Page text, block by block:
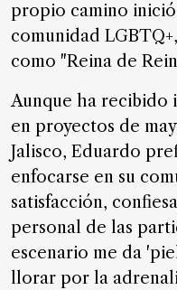
propio camino
comunidad
como "Reina de
Aunque ha recibido
en proyectos de
Jalisco, Eduardo
enfocarse en su
satisfacción,
personal de las
escenario me da
llorar por la